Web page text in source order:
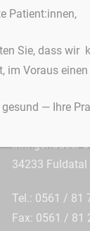
Bruchstraße 1
Tel.: 0561 / 81
Ihringshäuser
34233 Fuldatal
Tel.: 0561 / 81
Fax: 0561 / 81
Patient:innen,
Sie, dass wir
im Voraus
gesund — Ihre